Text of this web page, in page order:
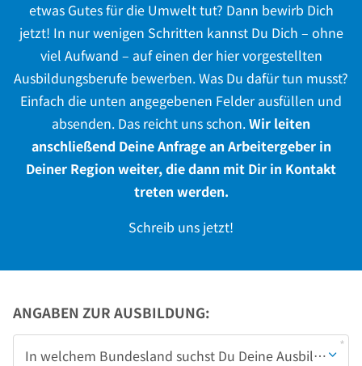
etwas Gutes für die Umwelt tut? Dann bewirb Dich
jetzt! In nur wenigen Schritten kannst Du Dich – ohne
viel Aufwand – auf einen der hier vorgestellten
Ausbildungsberufe bewerben. Was Du dafür tun musst?
Einfach die unten angegebenen Felder ausfüllen und
absenden. Das reicht uns schon.Wir leiten
anschließend Deine Anfrage an Arbeitergeber in
Deiner Region weiter, die dann mit Dir in Kontakt
treten werden.
Schreib uns jetzt!
ANGABEN ZUR AUSBILDUNG:
Pflichtfeld
In welchem Bundesland suchst Du Deine Ausbildung?